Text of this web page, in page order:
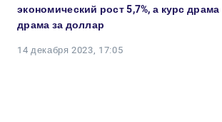
экономический рост 5,7%, а курс
драма за доллар
14 декабря 2023, 17:05